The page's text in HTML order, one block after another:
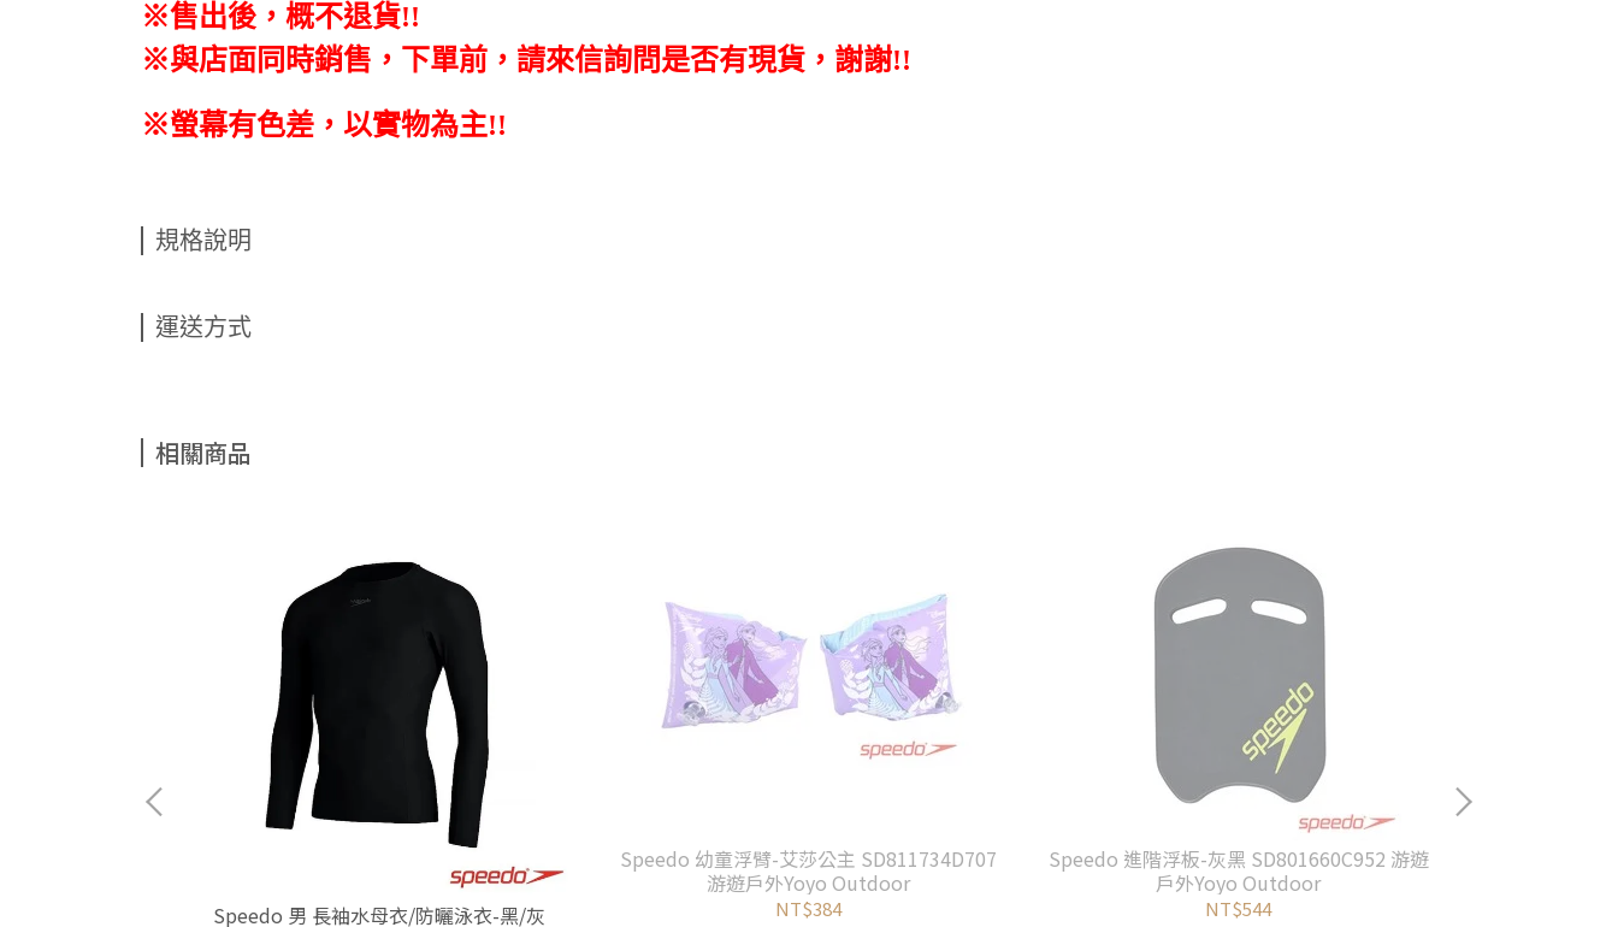
※售出後，概不退貨!!
※與店面同時銷售 ， 下單前 ， 請來信詢問是否有現貨，謝謝!!
※螢幕有色差，以實物為主!!
規格說明
運送方式
相關商品
Speedo 男 長袖水母衣/防曬泳衣-黑/灰
Speedo 幼童浮臂-艾莎公主 SD811734D707
游遊戶外Yoyo Outdoor
NT$384
Speedo 進階浮板-灰黑 SD801660C952 游遊
戶外Yoyo Outdoor
NT$544